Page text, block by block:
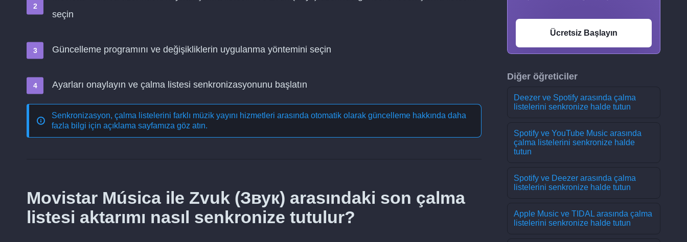
seçin
Güncelleme programını ve değişikliklerin uygulanma yöntemini seçin
Ayarları onaylayın ve çalma listesi senkronizasyonunu başlatın
Senkronizasyon, çalma listelerini farklı müzik yayını hizmetleri arasında otomatik olarak güncelleme hakkında daha
fazla bilgi için açıklama sayfamıza göz atın.
Movistar Música ile Zvuk (Звук) arasındaki son çalma
listesi aktarımı nasıl senkronize tutulur?
Ücretsiz Başlayın
Diğer öğreticiler
Deezer ve Spotify arasında çalma
listelerini senkronize halde tutun
Spotify ve YouTube Music arasında
çalma listelerini senkronize halde
tutun
Spotify ve Deezer arasında çalma
listelerini senkronize halde tutun
Apple Music ve TIDAL arasında çalma
listelerini senkronize halde tutun